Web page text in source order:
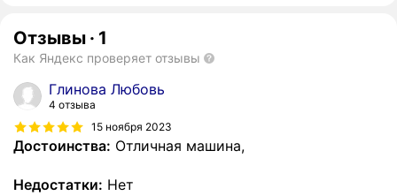
Отзывы · 1
Как Яндекс проверяет отзывы
Глинова Любовь
4 отзыва
15 ноября 2023
Достоинства: Отличная машина,
Недостатки: Нет